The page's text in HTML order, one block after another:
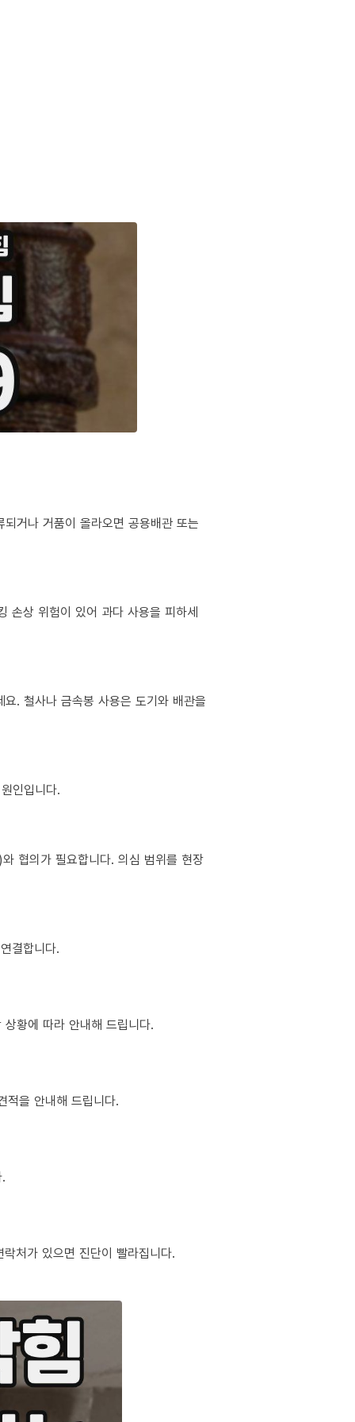
거나 거품이 올라오면 공용배관 또는
손상 위험이 있어 과다 사용을 피하세
. 철사나 금속봉 사용은 도기와 배관을
인입니다.
협의가 필요합니다. 의심 범위를 현장
결합니다.
황에 따라 안내해 드립니다.
적을 안내해 드립니다.
처가 있으면 진단이 빨라집니다.